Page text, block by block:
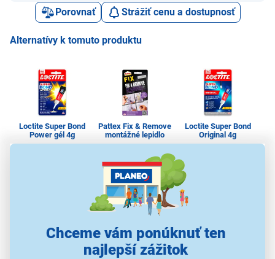
Chceme vám ponúknuť ten
najlepší zážitok
Porovnať Strážiť cenu a dostupnosť
Alternatívy k tomuto produktu
Loctite Super Bond
Power gél 4g
Pattex Fix & Remove
montážné lepidlo
4,99 €
Sekundové lepidlá
Loctite Super Bond
Original 4g
Sekundové lepidlá